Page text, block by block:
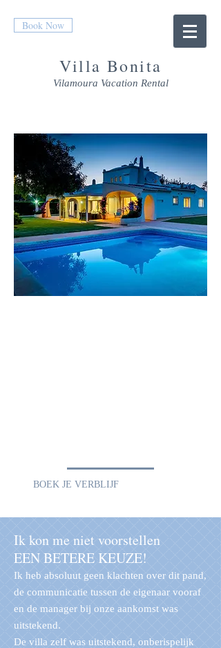
Book Now
Villa Bonita
Vilamoura Vacation Rental
BOEK JE VERBLIJF
Ik kon me niet voorstellen
EEN BETERE KEUZE!
Ik heb absoluut geen klachten over dit pand,
de communicatie tussen de eigenaar vooraf
en de manager bij onze aankomst was
uitstekend.
De villa zelf was uitstekend, onberispelijk